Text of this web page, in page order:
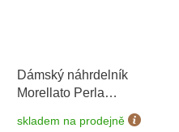
Dámský náhrdelník
Morellato Perla
Essenziale SANH01
skladem na prodejně